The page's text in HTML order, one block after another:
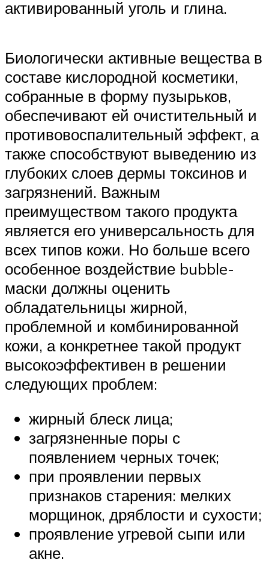
активированный уголь и глина.
Биологически активные вещества в
составе кислородной косметики,
собранные в форму пузырьков,
обеспечивают ей очистительный и
противовоспалительный эффект, а
также способствуют выведению из
глубоких слоев дермы токсинов и
загрязнений. Важным
преимуществом такого продукта
является его универсальность для
всех типов кожи. Но больше всего
особенное воздействие bubble-
маски должны оценить
обладательницы жирной,
проблемной и комбинированной
кожи, а конкретнее такой продукт
высокоэффективен в решении
следующих проблем:
жирный блеск лица;
загрязненные поры с
появлением черных точек;
при проявлении первых
признаков старения: мелких
морщинок, дряблости и сухости;
проявление угревой сыпи или
акне.